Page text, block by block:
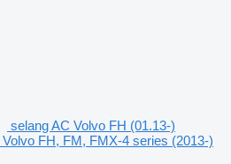
selang AC Volvo FH (01.13-)
FH, FM, FMX-4 series (2013-)